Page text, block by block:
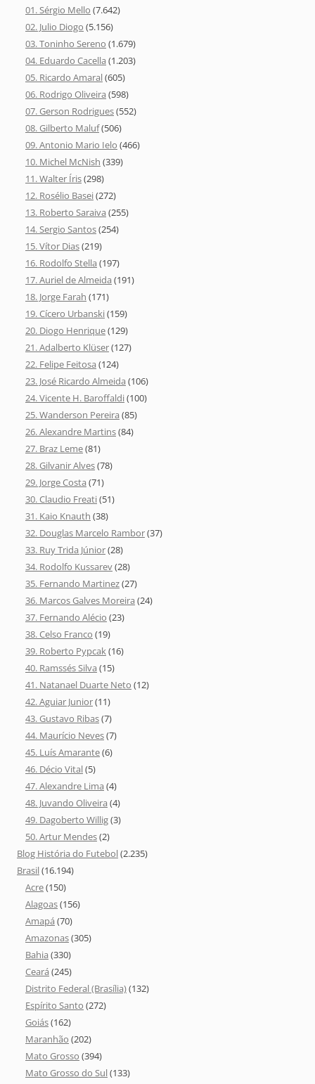
01. Sérgio Mello (7.642)
02. Julio Diogo (5.156)
03. Toninho Sereno (1.679)
04. Eduardo Cacella (1.203)
05. Ricardo Amaral(605)
06. Rodrigo Oliveira (598)
07. Gerson Rodrigues(552)
08. Gilberto Maluf(506)
09. Antonio Mario Ielo (466)
10. Michel McNish (339)
11. Walter Íris(298)
12. Rosélio Basei(272)
13. Roberto Saraiva (255)
14. Sergio Santos(254)
15. Vítor Dias(219)
16. Rodolfo Stella (197)
17. Auriel de Almeida (191)
18. Jorge Farah (171)
19. Cícero Urbanski(159)
20. Diogo Henrique(129)
21. Adalberto Klüser(127)
22. Felipe Feitosa (124)
23. José Ricardo Almeida (106)
24. Vicente H. Baroffaldi(100)
25. Wanderson Pereira (85)
26. Alexandre Martins(84)
27. Braz Leme(81)
28. Gilvanir Alves(78)
29. Jorge Costa (71)
30. Claudio Freati(51)
31. Kaio Knauth (38)
32. Douglas Marcelo Rambor(37)
33. Ruy Trida Júnior(28)
34. Rodolfo Kussarev(28)
35. Fernando Martinez(27)
36. Marcos Galves Moreira (24)
37. Fernando Alécio (23)
38. Celso Franco (19)
39. Roberto Pypcak(16)
40. Ramssés Silva (15)
41. Natanael Duarte Neto (12)
42. Aguiar Junior(11)
43. Gustavo Ribas(7)
44. Maurício Neves(7)
45. Luís Amarante(6)
46. Décio Vital(5)
47. Alexandre Lima (4)
48. Juvando Oliveira (4)
49. Dagoberto Willig(3)
50. Artur Mendes(2)
Blog História do Futebol(2.235)
Brasil(16.194)
Acre(150)
Alagoas(156)
Amapá (70)
Amazonas(305)
Bahia (330)
Ceará (245)
Distrito Federal (Brasília)(132)
Espírito Santo (272)
Goiás(162)
Maranhão (202)
Mato Grosso (394)
Mato Grosso do Sul(133)